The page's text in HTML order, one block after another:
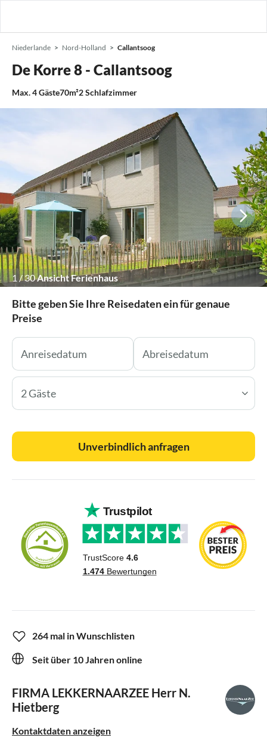
Niederlande Nord-Holland Callantsoog
De Korre 8 - Callantsoog
Max.4Gäste70m²2Schlafzimmer
1 /30Ansicht Ferienhaus
Bitte geben Sie Ihre Reisedaten ein für genaue
Preise
2 Gäste
Unverbindlich anfragen
264 mal in Wunschlisten
Seit über 10 Jahren online
FIRMA LEKKERNAARZEE Herr N.
Hietberg
Kontaktdaten anzeigen